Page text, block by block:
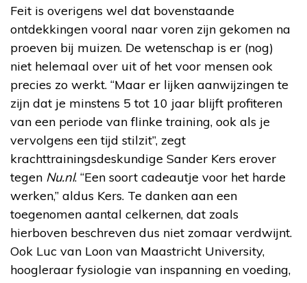
Feit is overigens wel dat bovenstaande
ontdekkingen vooral naar voren zijn gekomen na
proeven bij muizen. De wetenschap is er (nog)
niet helemaal over uit of het voor mensen ook
precies zo werkt. “Maar er lijken aanwijzingen te
zijn dat je minstens 5 tot 10 jaar blijft profiteren
van een periode van flinke training, ook als je
vervolgens een tijd stilzit”, zegt
krachttrainingsdeskundige Sander Kers erover
tegen Nu.nl. “Een soort cadeautje voor het harde
werken,” aldus Kers. Te danken aan een
toegenomen aantal celkernen, dat zoals
hierboven beschreven dus niet zomaar verdwijnt.
Ook Luc van Loon van Maastricht University,
hoogleraar fysiologie van inspanning en voeding,